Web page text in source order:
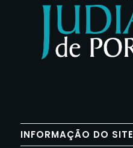
INFORMAÇÃO DO SITE